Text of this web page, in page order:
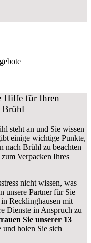
Hilfe für Ihren
Brühl
steht an und Sie wissen
einige wichtige Punkte,
nach Brühl zu beachten
Verpacken Ihres
nicht wissen, was
unsere Partner für Sie
in Recklinghausen mit
Dienste in Anspruch zu
Sie unserer 13
und holen Sie sich